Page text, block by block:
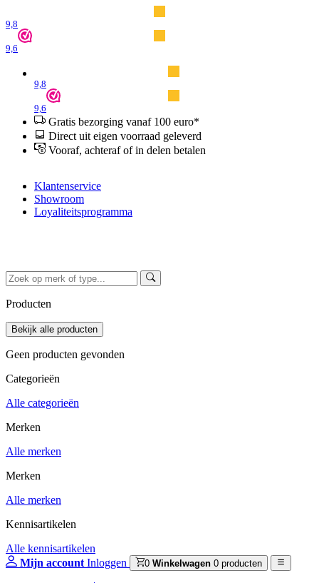
9,8
9,6
9,8
9,6
Gratis bezorging vanaf 100 euro*
Direct uit eigen voorraad geleverd
Vooraf, achteraf of in delen betalen
Klantenservice
Showroom
Loyaliteitsprogramma
Producten
Geen producten gevonden
Categorieën
Alle categorieën
Merken
Alle merken
Merken
Alle merken
Kennisartikelen
Alle kennisartikelen
Mijn account Inloggen 0 Winkelwagen 0 producten